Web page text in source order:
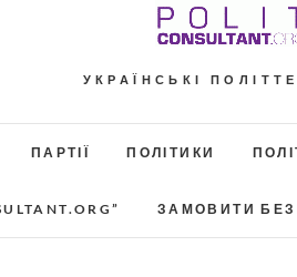
УКРАЇНСЬКІ
ПАРТІЇ ПОЛІТИКИ
ЗАМОВИТИ